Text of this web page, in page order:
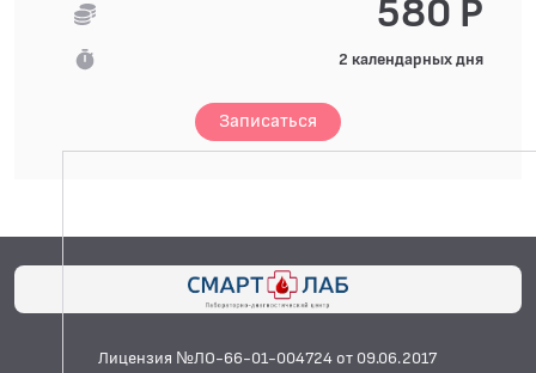
580 Р
2 календарных дня
Записаться
Лицензия №ЛО-66-01-004724 от 09.06.2017